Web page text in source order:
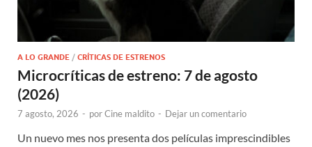
A LO GRANDE / CRÍTICAS DE ESTRENOS
Microcríticas de estreno: 7 de agosto
(2026)
7 agosto, 2026 - porCine maldito - Dejar un comentario
Un nuevo mes nos presenta dos películas imprescindibles